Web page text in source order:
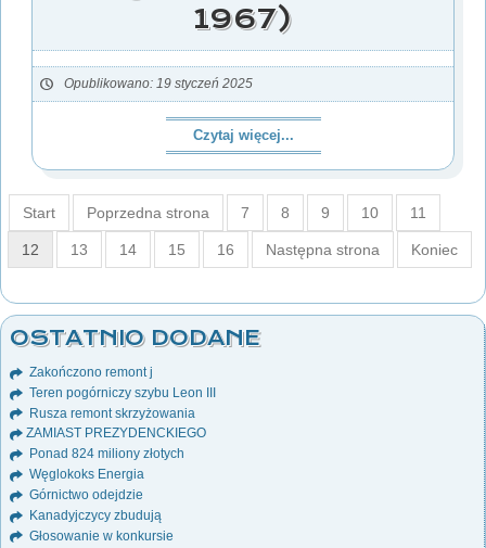
1967)
Opublikowano: 19 styczeń 2025
Czytaj więcej...
Start Poprzedna strona 7 8 9 10 11
12 13 14 15 16 Następna strona Koniec
OSTATNIO DODANE
Zakończono remont j
Teren pogórniczy szybu Leon III
Rusza remont skrzyżowania
ZAMIAST PREZYDENCKIEGO
Ponad 824 miliony złotych
Węglokoks Energia
Górnictwo odejdzie
Kanadyjczycy zbudują
Głosowanie w konkursie